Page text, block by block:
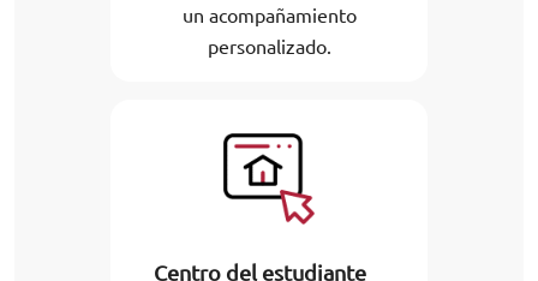
un acompañamiento
personalizado.
Centro del estudiante